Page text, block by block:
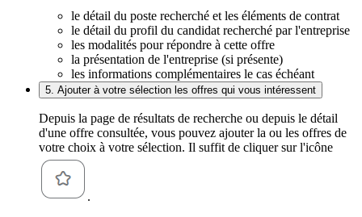
le détail du poste recherché et les éléments de contrat
le détail du profil du candidat recherché par l'entreprise
les modalités pour répondre à cette offre
la présentation de l'entreprise (si présente)
les informations complémentaires le cas échéant
5. Ajouter à votre sélection les offres qui vous intéressent
Depuis la page de résultats de recherche ou depuis le détail
d'une offre consultée, vous pouvez ajouter la ou les offres de
votre choix à votre sélection. Il suffit de cliquer sur l'icône
.